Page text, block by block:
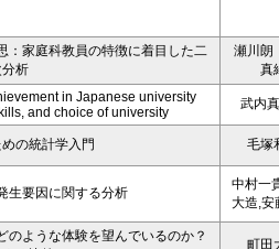
：家庭科教員の特徴に着目した二
分析
瀬川朗
真
in Japanese university
and choice of university
武内
の統計学入門 毛塚
生要因に関する分析
中村一
大造,安
のような体験を望んでいるのか？
町田